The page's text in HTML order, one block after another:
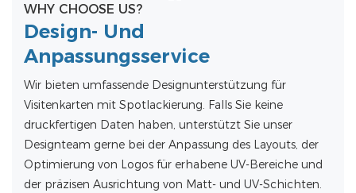
WHY CHOOSE US?
Design- Und
Anpassungsservice
Wir bieten umfassende Designunterstützung für
Visitenkarten mit Spotlackierung. Falls Sie keine
druckfertigen Daten haben, unterstützt Sie unser
Designteam gerne bei der Anpassung des Layouts, der
Optimierung von Logos für erhabene UV-Bereiche und
der präzisen Ausrichtung von Matt- und UV-Schichten.